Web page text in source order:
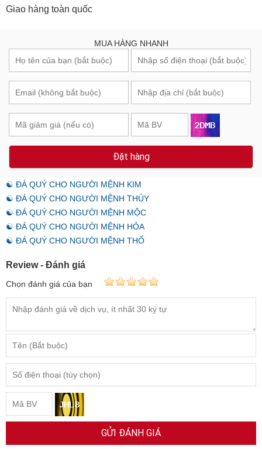
Giao hàng toàn quốc
MUA HÀNG NHANH
Đặt hàng
☯ ĐÁ QUÝ CHO NGƯỜI MỆNH KIM
☯ ĐÁ QUÝ CHO NGƯỜI MỆNH THỦY
☯ ĐÁ QUÝ CHO NGƯỜI MỆNH MỘC
☯ ĐÁ QUÝ CHO NGƯỜI MỆNH HỎA
☯ ĐÁ QUÝ CHO NGƯỜI MỆNH THỔ
Review - Đánh giá
Chọn đánh giá của bạn
GỬI ĐÁNH GIÁ